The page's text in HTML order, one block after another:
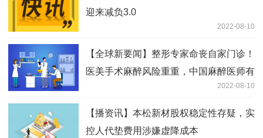
迎来减负3.0
2022-08-10
【全球新要闻】整形专家命丧自家门诊！
医美手术麻醉风险重重，中国麻醉医师有
2022-08-10
【播资讯】本松新材股权稳定性存疑，实
控人代垫费用涉嫌虚降成本